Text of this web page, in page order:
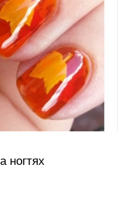
ногтях